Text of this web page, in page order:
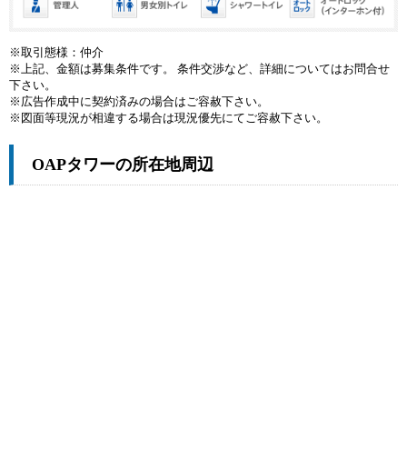
※取引態様：仲介
※上記、金額は募集条件です。 条件交渉など、詳細についてはお問合せ
下さい。
※広告作成中に契約済みの場合はご容赦下さい。
※図面等現況が相違する場合は現況優先にてご容赦下さい。
OAPタワーの所在地周辺